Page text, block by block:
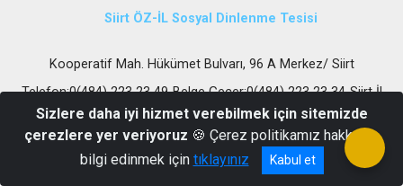
Siirt ÖZ-İL Sosyal Dinlenme Tesisi
Kooperatif Mah. Hükümet Bulvarı, 96 A Merkez/ Siirt
Telefon:0(484) 223 23 49-Belge Geçer:0(484) 223 23 34-Siirt İl
Özel İdaresi Sosyal Tesisleri Tel.:0(484)254 20 30
Sizlere daha iyi hizmet verebilmek için sitemizde
çerezlere yer veriyoruz 🍪 Çerez politikamız hakkında
bilgi edinmek için tıklayınız Kabul et